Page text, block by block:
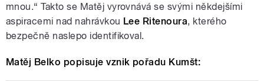
mnou.“ Takto se Matěj vyrovnává se svými někdejšími
aspiracemi nad nahrávkou Lee Ritenoura, kterého
bezpečně naslepo identifikoval.
Matěj Belko popisuje vznik pořadu Kumšt: